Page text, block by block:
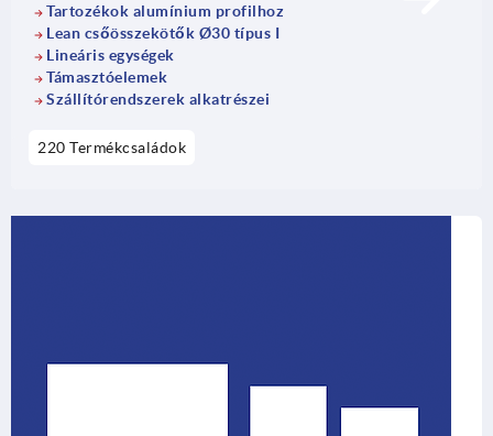
Tartozékok alumínium profilhoz
Lean csőösszekötők Ø30 típus I
Lineáris egységek
Támasztóelemek
Szállítórendszerek alkatrészei
220 Termékcsaládok